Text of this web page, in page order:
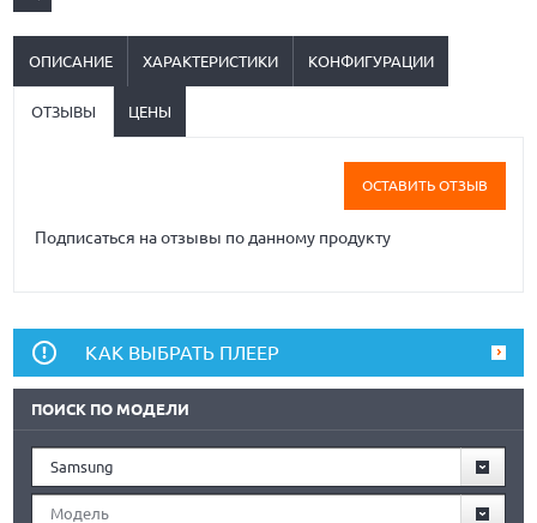
ОПИСАНИЕ ХАРАКТЕРИСТИКИ КОНФИГУРАЦИИ
ОТЗЫВЫ ЦЕНЫ
ОСТАВИТЬ ОТЗЫВ
Подписаться на отзывы по данному продукту
КАК ВЫБРАТЬ ПЛЕЕР
ПОИСК ПО МОДЕЛИ
Samsung
Модель